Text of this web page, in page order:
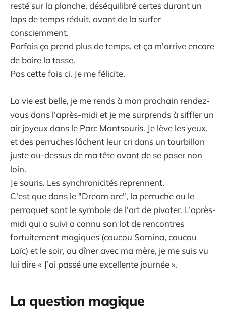
resté sur la planche, déséquilibré certes durant un
laps de temps réduit, avant de la surfer
consciemment.
Parfois ça prend plus de temps, et ça m'arrive encore
de boire la tasse.
Pas cette fois ci. Je me félicite.
La vie est belle, je me rends à mon prochain rendez-
vous dans l'après-midi et je me surprends à siffler un
air joyeux dans le Parc Montsouris. Je lève les yeux,
et des perruches lâchent leur cri dans un tourbillon
juste au-dessus de ma tête avant de se poser non
loin.
Je souris. Les synchronicités reprennent.
C'est que dans le "Dream arc", la perruche ou le
perroquet sont le symbole de l'art de pivoter. L’après-
midi qui a suivi a connu son lot de rencontres
fortuitement magiques (coucou Samina, coucou
Loïc) et le soir, au dîner avec ma mère, je me suis vu
lui dire « J’ai passé une excellente journée ».
La question magique